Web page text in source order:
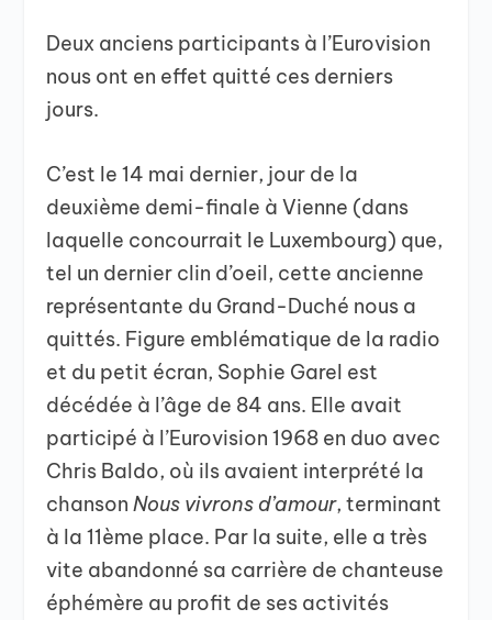
Deux anciens participants à l’Eurovision
nous ont en effet quitté ces derniers
jours.
C’est le 14 mai dernier, jour de la
deuxième demi-finale à Vienne (dans
laquelle concourrait le Luxembourg) que,
tel un dernier clin d’oeil, cette ancienne
représentante du Grand-Duché nous a
quittés. Figure emblématique de la radio
et du petit écran, Sophie Garel est
décédée à l’âge de 84 ans. Elle avait
participé à l’Eurovision 1968 en duo avec
Chris Baldo, où ils avaient interprété la
chansonNous vivrons d’amour, terminant
à la 11ème place. Par la suite, elle a très
vite abandonné sa carrière de chanteuse
éphémère au profit de ses activités